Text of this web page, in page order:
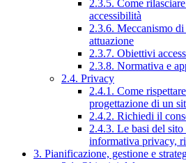
2.3.5. Come
accessibilità
2.3.6. Meccanismo
attuazione
2.3.7. Obiettivi
2.3.8. Normativa e
2.4. Privacy
2.4.1. Come
progettazione di un
2.4.2. Richiedi il
2.4.3. Le basi del
informativa privacy,
3. Pianificazione, gestione e